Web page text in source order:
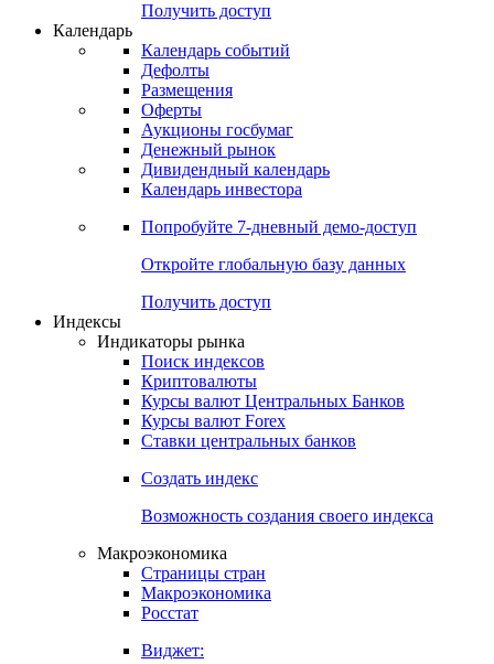
Получить доступ
Календарь
Календарь событий
Дефолты
Размещения
Оферты
Аукционы госбумаг
Денежный рынок
Дивидендный календарь
Календарь инвестора
Попробуйте 7-дневный демо-доступ
Откройте глобальную базу данных
Получить доступ
Индексы
Индикаторы рынка
Поиск индексов
Криптовалюты
Курсы валют Центральных Банков
Курсы валют Forex
Ставки центральных банков
Создать индекс
Возможность создания своего индекса
Макроэкономика
Страницы стран
Макроэкономика
Росстат
Виджет: